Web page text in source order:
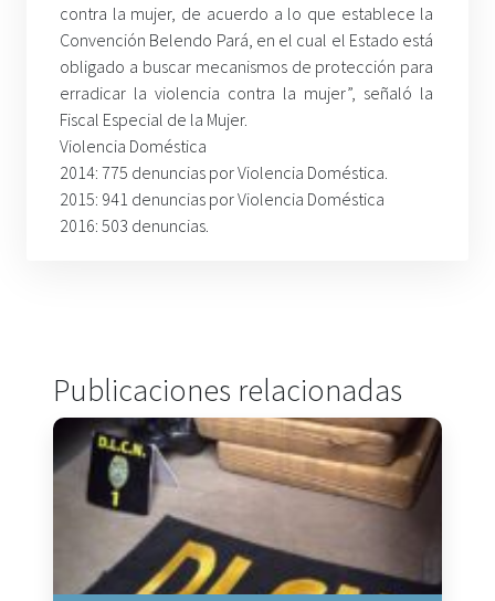
contra la mujer, de acuerdo a lo que establece la
Convención Belendo Pará, en el cual el Estado está
obligado a buscar mecanismos de protección para
erradicar la violencia contra la mujer”, señaló la
Fiscal Especial de la Mujer.
Violencia Doméstica
2014: 775 denuncias por Violencia Doméstica.
2015: 941 denuncias por Violencia Doméstica
2016: 503 denuncias.
Publicaciones relacionadas